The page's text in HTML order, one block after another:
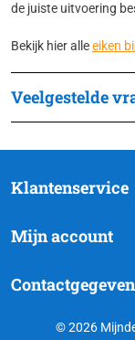
de juiste uitvoering
Bekijk hier alleeiken
Veelgestelde
Klantenservice
Mijn account
© 2026